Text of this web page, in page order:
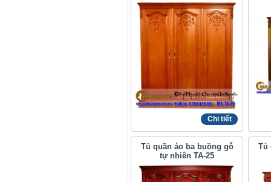
Chi tiết
Tủ quần áo ba buồng gỗ
tự nhiên TA-25
Tủ